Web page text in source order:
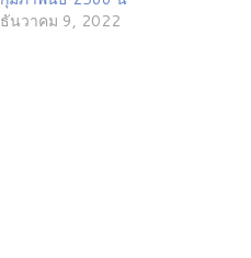
ธันวาคม 9, 2022